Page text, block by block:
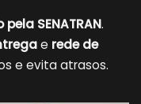
SENATRAN.
e rede de
e evita atrasos.